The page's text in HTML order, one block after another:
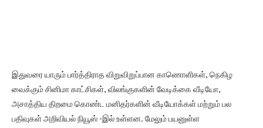
இதுவரை யாரும் பார்த்திராத விறுவிறுப்பான காணொளிகள், நெகிழ
வைக்கும் சினிமா காட்சிகள், விலங்குகளின் வேடிக்கை வீடியோ,
அசாத்திய திறமை கொண்ட மனிதர்களின் வீடியோக்கள் மற்றும் பல
பதிவுகள் அறிவியல் நியூஸ் -இல் உள்ளன. மேலும் பயனுள்ள